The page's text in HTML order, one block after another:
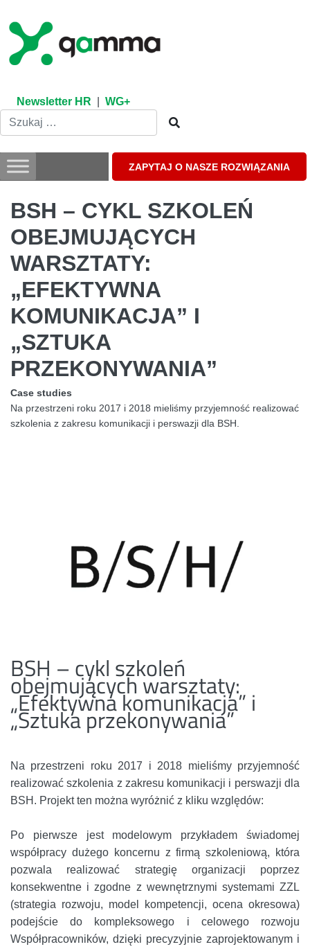
content
Newsletter HR WG+
ZAPYTAJ O NASZE ROZWIĄZANIA
BSH – CYKL SZKOLEŃ
OBEJMUJĄCYCH
WARSZTATY:
„EFEKTYWNA
KOMUNIKACJA” I
„SZTUKA
PRZEKONYWANIA”
Case studies
Na przestrzeni roku 2017 i 2018 mieliśmy przyjemność realizować
szkolenia z zakresu komunikacji i perswazji dla BSH.
BSH – cykl szkoleń
obejmujących warsztaty:
„Efektywna komunikacja” i
„Sztuka przekonywania”
Na przestrzeni roku 2017 i 2018 mieliśmy przyjemność
realizować szkolenia z zakresu komunikacji i perswazji dla
BSH. Projekt ten można wyróżnić z kliku względów:
Po pierwsze jest modelowym przykładem świadomej
współpracy dużego koncernu z firmą szkoleniową, która
pozwala realizować strategię organizacji poprzez
konsekwentne i zgodne z wewnętrznymi systemami ZZL
(strategia rozwoju, model kompetencji, ocena okresowa)
podejście do kompleksowego i celowego rozwoju
Współpracowników, dzięki precyzyjnie zaprojektowanym i